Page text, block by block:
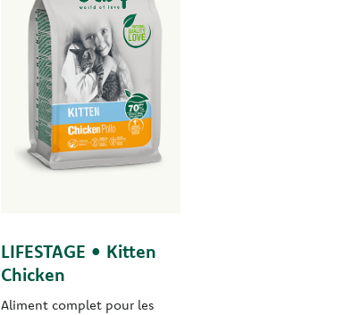
LIFESTAGE • Kitten
Chicken
Aliment complet pour les